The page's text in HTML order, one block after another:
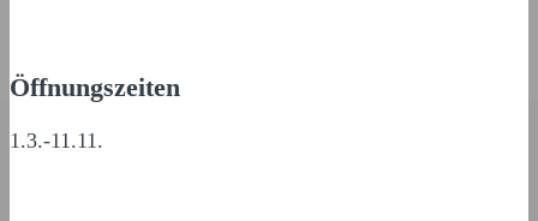
Öffnungszeiten
1.3.-11.11.